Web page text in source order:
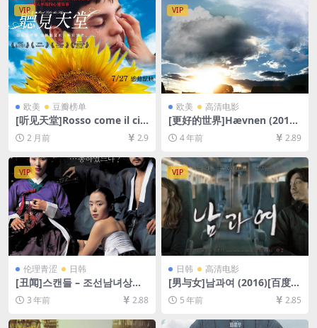
VIP
欧美 豆瓣榜单
[听见天堂]Rosso come il ciel
o (2006)[百度网盘+夸克网盘1
080P超清未删减资源][网盘在
线播放/下载][MP4/6.6GB][中
文字幕]
2 月前 2.9
VIP
欧美 高清电影
[更好的世界]Hævnen (2010)
[百度网盘+迅雷云盘资源1080
P超清未删减][MP4/7GB][中
英字幕]
4 年前 2.89
VIP
伦理青涩 日韩
[丑闻]스캔들 – 조선남녀상열
지사 (2003)[百度网盘+迅雷云
盘资源1080P超清未删减][MP
3 年前 2.88
VIP
日韩 高清电影
[男与女]남과여 (2016)[百度网
盘+迅雷云盘资源1080P超清
未删减][MP4/6.6GB][韩语中
5 年前 2.85